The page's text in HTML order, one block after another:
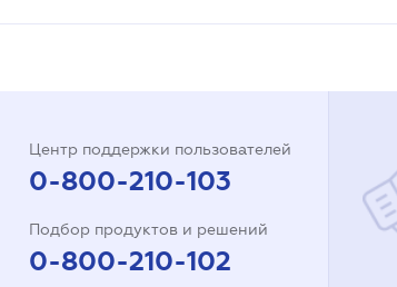
Центр поддержки пользователей
0-800-210-103
Подбор продуктов и решений
0-800-210-102